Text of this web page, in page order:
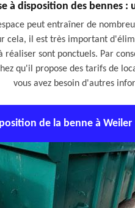
à disposition des bennes :
peut entraîner de
cela, il est très important
réaliser sont ponctuels. Par
qu'il propose des tarifs de
vous avez besoin d'autres
de la benne à Weiler